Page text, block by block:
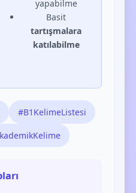
yapabilme
Basit
tartışmalara
katılabilme
#B1KelimeListesi